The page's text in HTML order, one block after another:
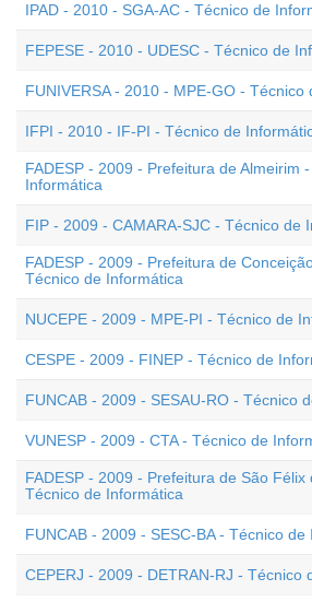
IPAD - 2010 - SGA-AC - Técnico de
FEPESE - 2010 - UDESC - Técnico de
FUNIVERSA - 2010 - MPE-GO - Técnico
IFPI - 2010 - IF-PI - Técnico de
FADESP - 2009 - Prefeitura de Almeirim
Informática
FIP - 2009 - CAMARA-SJC - Técnico de
FADESP - 2009 - Prefeitura de
Técnico de Informática
NUCEPE - 2009 - MPE-PI - Técnico de
CESPE - 2009 - FINEP - Técnico de
FUNCAB - 2009 - SESAU-RO - Técnico
VUNESP - 2009 - CTA - Técnico de
FADESP - 2009 - Prefeitura de São Félix
Técnico de Informática
FUNCAB - 2009 - SESC-BA - Técnico de
CEPERJ - 2009 - DETRAN-RJ - Técnico